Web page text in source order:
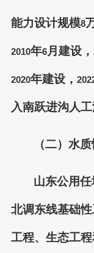
能力设计规模8
2010年6月建设，
2020年建设，
入南跃进沟人工
（二）水
山东公用
北调东线基础
工程、生态工